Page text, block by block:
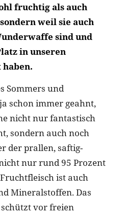
fruchtig als auch
weil sie auch
sind und
in unseren
Sommers und
schon immer geahnt,
nicht nur fantastisch
sondern auch noch
der prallen, saftig-
nur rund 95 Prozent
ist auch
Mineralstoffen. Das
vor freien